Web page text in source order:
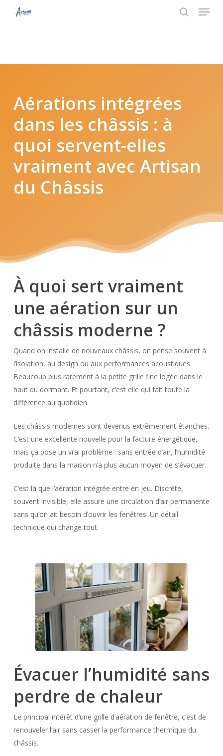
Menu
Aérations intégrées
dans les châssis : à
quoi servent-elles
vraiment avec Artisan
du Châssis
À quoi sert vraiment
une aération sur un
châssis moderne ?
Quand on installe de nouveaux châssis, on pense souvent à
l’isolation, au design ou aux performances acoustiques.
Beaucoup plus rarement à la petite grille fine logée dans le
haut du dormant. Et pourtant, c’est elle qui fait toute la
différence au quotidien.
Les châssis modernes sont devenus extrêmement étanches.
C’est une excellente nouvelle pour la facture énergétique,
mais ça pose un vrai problème : sans entrée d’air, l’humidité
produite dans la maison n’a plus aucun moyen de s’évacuer.
C’est là que l’aération intégrée entre en jeu. Discrète,
souvent invisible, elle assure une circulation d’air permanente
sans qu’on ait besoin d’ouvrir les fenêtres. Un détail
technique qui change tout.
Évacuer l’humidité sans
perdre de chaleur
Le principal intérêt d’une grille d’aération de fenêtre, c’est de
renouveler l’air sans casser la performance thermique du
châssis.